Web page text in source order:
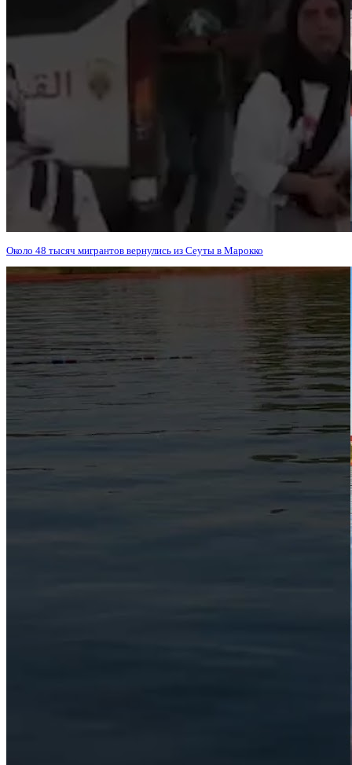
Около 48 тысяч мигрантов вернулись из Сеуты в Марокко